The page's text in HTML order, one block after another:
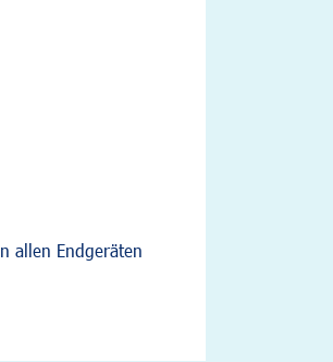
allen Endgeräten